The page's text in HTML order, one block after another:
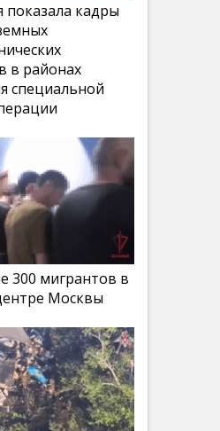
показала кадры
в районах
специальной
300 мигрантов в
Москвы